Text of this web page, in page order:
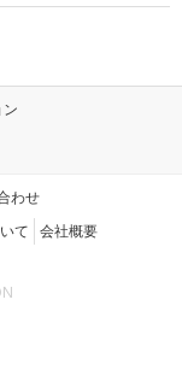
わせ
て 会社概要